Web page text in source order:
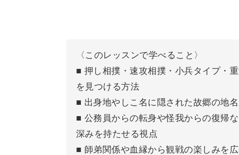
大相撲を通じて、日常にワクワ
大相撲は年に6回、本場所が開催され、定
見どころを共有できるようになると、観戦
〈このレッスンで学べること〉
■ 押し相撲・速攻相撲・小兵タイプ・
を見つける方法
■ 出身地やしこ名に隠された故郷の地
■ 公務員からの転身や怪我からの復帰
深みを持たせる視点
■ 師弟関係や血縁から観戦の楽しみを